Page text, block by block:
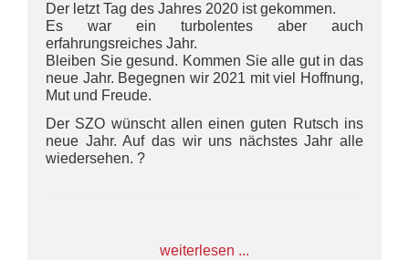
Der letzt Tag des Jahres 2020 ist gekommen.
Es war ein turbolentes aber auch
erfahrungsreiches Jahr.
Bleiben Sie gesund. Kommen Sie alle gut in das
neue Jahr. Begegnen wir 2021 mit viel Hoffnung,
Mut und Freude.
Der SZO wünscht allen einen guten Rutsch ins
neue Jahr. Auf das wir uns nächstes Jahr alle
wiedersehen. ?
weiterlesen ...